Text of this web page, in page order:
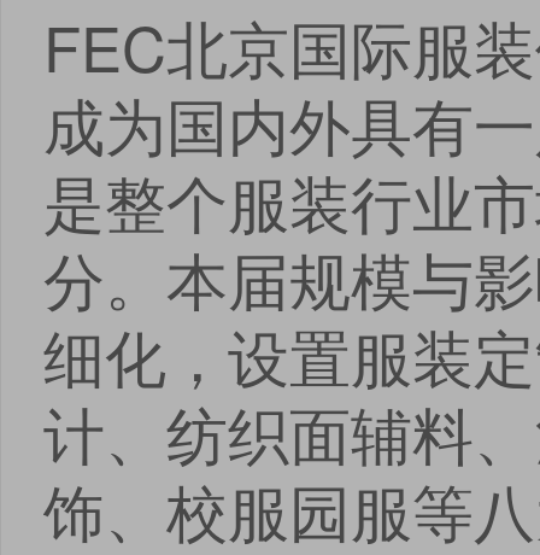
FEC北京国际服
成为国内外具有
是整个服装行业
分。本届规模与
细化，设置服装
计、纺织面辅料
饰、校服园服等